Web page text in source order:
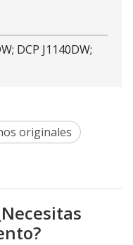
DCP J1140DW;
originales